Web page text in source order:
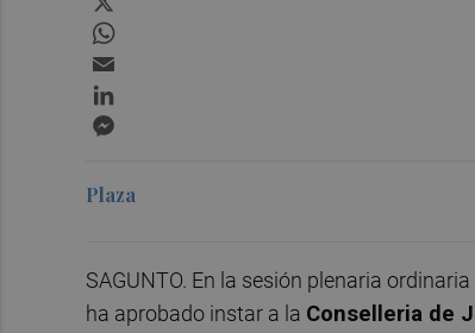
Plaza
SAGUNTO. En la sesión plenaria ordinaria
ha aprobado instar a la Conselleria de